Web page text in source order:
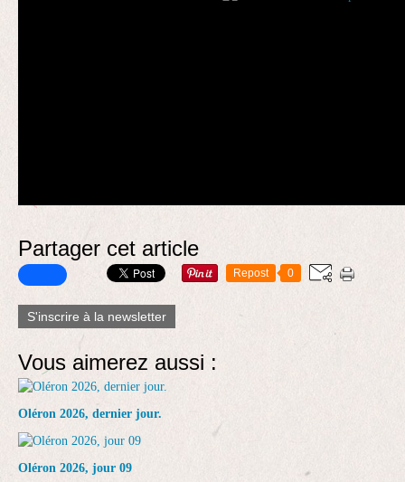
Partager cet article
Repost 0
S'inscrire à la newsletter
Vous aimerez aussi :
Oléron 2026, dernier jour.
Oléron 2026, jour 09